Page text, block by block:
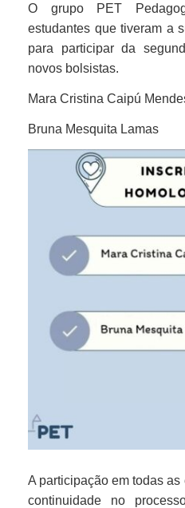
O grupo PET
estudantes que tiveram a
para participar da
novos bolsistas.
Mara Cristina Caipú
Bruna Mesquita Lamas
A participação em todas
continuidade no